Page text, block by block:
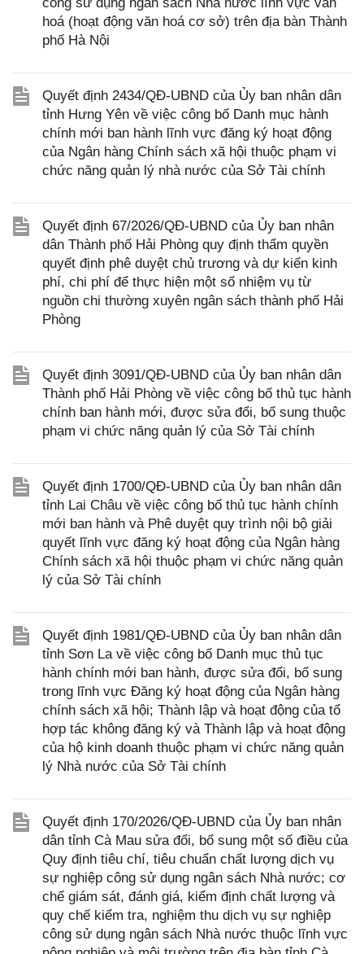
hoá (hoạt động văn hoá cơ sở) trên địa bàn Thành
phố Hà Nội
Quyết định 2434/QĐ-UBND của Ủy ban nhân dân
tỉnh Hưng Yên về việc công bố Danh mục hành
chính mới ban hành lĩnh vực đăng ký hoạt động
của Ngân hàng Chính sách xã hội thuộc phạm vi
chức năng quản lý nhà nước của Sở Tài chính
Quyết định 67/2026/QĐ-UBND của Ủy ban nhân
dân Thành phố Hải Phòng quy định thẩm quyền
quyết định phê duyệt chủ trương và dự kiến kinh
phí, chi phí để thực hiện một số nhiệm vụ từ
nguồn chi thường xuyên ngân sách thành phố Hải
Phòng
Quyết định 3091/QĐ-UBND của Ủy ban nhân dân
Thành phố Hải Phòng về việc công bố thủ tục hành
chính ban hành mới, được sửa đổi, bổ sung thuộc
phạm vi chức năng quản lý của Sở Tài chính
Quyết định 1700/QĐ-UBND của Ủy ban nhân dân
tỉnh Lai Châu về việc công bố thủ tục hành chính
mới ban hành và Phê duyệt quy trình nội bộ giải
quyết lĩnh vực đăng ký hoạt động của Ngân hàng
Chính sách xã hội thuộc phạm vi chức năng quản
lý của Sở Tài chính
Quyết định 1981/QĐ-UBND của Ủy ban nhân dân
tỉnh Sơn La về việc công bố Danh mục thủ tục
hành chính mới ban hành, được sửa đổi, bổ sung
trong lĩnh vực Đăng ký hoạt động của Ngân hàng
chính sách xã hội; Thành lập và hoạt động của tổ
hợp tác không đăng ký và Thành lập và hoạt động
của hộ kinh doanh thuộc phạm vi chức năng quản
lý Nhà nước của Sở Tài chính
Quyết định 170/2026/QĐ-UBND của Ủy ban nhân
dân tỉnh Cà Mau sửa đổi, bổ sung một số điều của
Quy định tiêu chí, tiêu chuẩn chất lượng dịch vụ
sự nghiệp công sử dụng ngân sách Nhà nước; cơ
chế giám sát, đánh giá, kiểm định chất lượng và
quy chế kiểm tra, nghiệm thu dịch vụ sự nghiệp
công sử dụng ngân sách Nhà nước thuộc lĩnh vực